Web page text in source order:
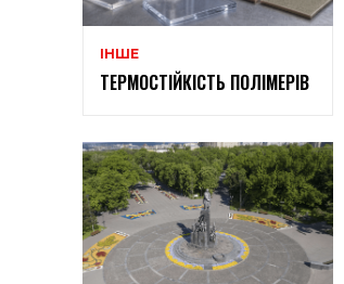
ІНШЕ
ТЕРМОСТІЙКІСТЬ ПОЛІМЕРІВ